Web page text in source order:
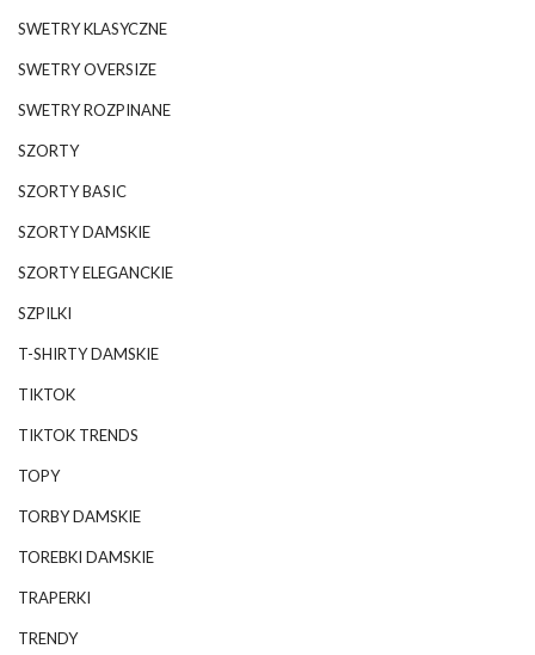
SWETRY KLASYCZNE
SWETRY OVERSIZE
SWETRY ROZPINANE
SZORTY
SZORTY BASIC
SZORTY DAMSKIE
SZORTY ELEGANCKIE
SZPILKI
T-SHIRTY DAMSKIE
TIKTOK
TIKTOK TRENDS
TOPY
TORBY DAMSKIE
TOREBKI DAMSKIE
TRAPERKI
TRENDY